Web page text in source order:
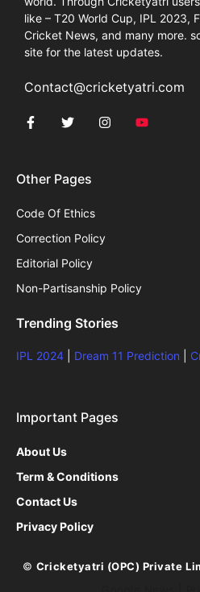
like – T20 World Cup, IPL 2023,
Cricket News, and many more.
site for the latest updates.
Contact@cricketyatri.com
Other Pages
Code Of Ethics
Correction Policy
Editorial Policy
Non-Partisanship Policy
Trending Stories
IPL 2024 Dream 11 Prediction
Important Pages
About Us
Term & Conditions
Contact Us
Privacy Policy
© Cricketyatri (OPC) Private